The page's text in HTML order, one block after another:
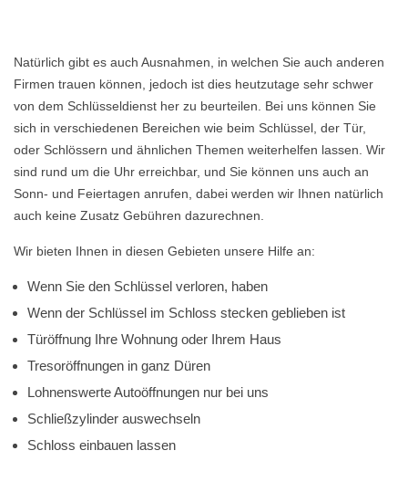
Natürlich gibt es auch Ausnahmen, in welchen Sie auch anderen
Firmen trauen können, jedoch ist dies heutzutage sehr schwer
von dem Schlüsseldienst her zu beurteilen. Bei uns können Sie
sich in verschiedenen Bereichen wie beim Schlüssel, der Tür,
oder Schlössern und ähnlichen Themen weiterhelfen lassen. Wir
sind rund um die Uhr erreichbar, und Sie können uns auch an
Sonn- und Feiertagen anrufen, dabei werden wir Ihnen natürlich
auch keine Zusatz Gebühren dazurechnen.
Wir bieten Ihnen in diesen Gebieten unsere Hilfe an:
Wenn Sie den Schlüssel verloren, haben
Wenn der Schlüssel im Schloss stecken geblieben ist
Türöffnung Ihre Wohnung oder Ihrem Haus
Tresoröffnungen in ganz Düren
Lohnenswerte Autoöffnungen nur bei uns
Schließzylinder auswechseln
Schloss einbauen lassen